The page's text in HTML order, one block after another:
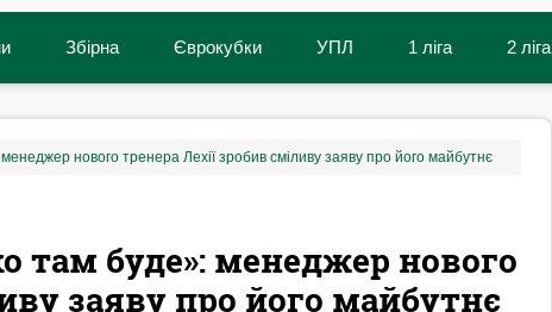
Збірна Єврокубки УПЛ 1 ліга 2 ліга
нового тренера Лехії зробив сміливу заяву про його майбутнє
буде»: менеджер нового
заяву про його майбутнє